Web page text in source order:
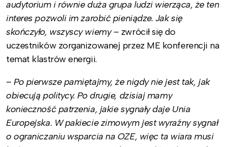
audytorium i równie duża grupa ludzi wierząca, że ten
interes pozwoli im zarobić pieniądze. Jak się
skończyło, wszyscy wiemy– zwrócił się do
uczestników zorganizowanej przez ME konferencji na
temat klastrów energii.
– Po pierwsze pamiętajmy, że nigdy nie jest tak, jak
obiecują politycy. Po drugie, dzisiaj mamy
konieczność patrzenia, jakie sygnały daje Unia
Europejska. W pakiecie zimowym jest wyraźny sygnał
o ograniczaniu wsparcia na OZE, więc ta wiara musi